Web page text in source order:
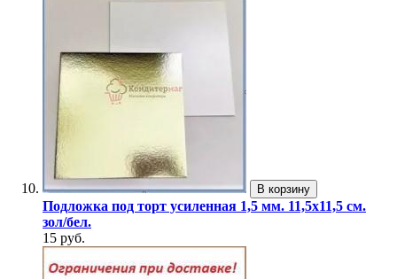
В корзину
Подложка под торт усиленная 1,5 мм. 11,5х11,5 см.
зол/бел.
15 руб.